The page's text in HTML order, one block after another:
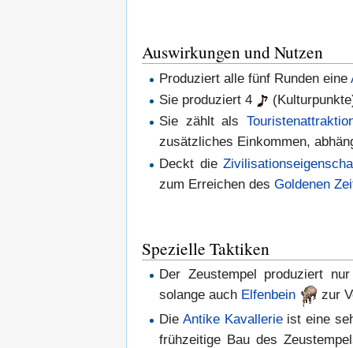
Auswirkungen und Nutzen
Produziert alle fünf Runden eine
Sie produziert 4
Sie zählt als
zusätzliches Einkommen,
Deckt die
zum Erreichen desGoldenen
Spezielle Taktiken
Der Zeustempel produziert
solange auch Elfenbein
zur
DieAntike Kavallerieist eine
frühzeitige Bau des